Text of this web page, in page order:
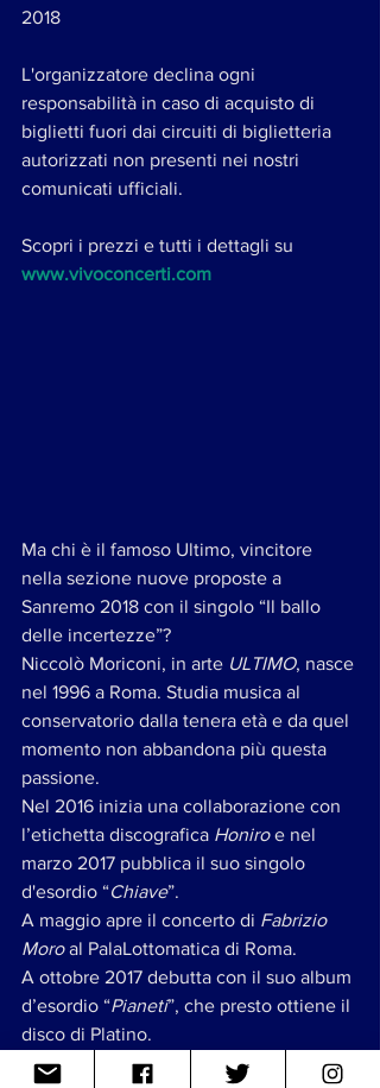
2018
L'organizzatore declina ogni
responsabilità in caso di acquisto di
biglietti fuori dai circuiti di biglietteria
autorizzati non presenti nei nostri
comunicati ufficiali.
Scopri i prezzi e tutti i dettagli su
www.vivoconcerti.com
Ma chi è il famoso Ultimo, vincitore
nella sezione nuove proposte a
Sanremo 2018 con il singolo “Il ballo
delle incertezze”?
Niccolò Moriconi, in arte ULTIMO, nasce
nel 1996 a Roma. Studia musica al
conservatorio dalla tenera età e da quel
momento non abbandona più questa
passione.
Nel 2016 inizia una collaborazione con
l’etichetta discografica Honiro e nel
marzo 2017 pubblica il suo singolo
d'esordio “Chiave”.
A maggio apre il concerto di Fabrizio
Moro al PalaLottomatica di Roma.
A ottobre 2017 debutta con il suo album
d’esordio “Pianeti”, che presto ottiene il
disco di Platino.
L'album "
Peter Pan
” viene certificato